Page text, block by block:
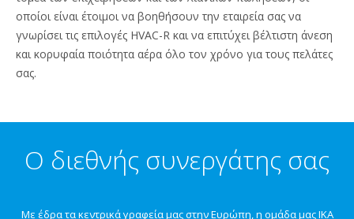
οποίοι είναι έτοιμοι να βοηθήσουν την εταιρεία σας να
γνωρίσει τις επιλογές HVAC-R και να επιτύχει βέλτιστη άνεση
και κορυφαία ποιότητα αέρα όλο τον χρόνο για τους πελάτες
σας.
Ο διεθνής συνεργάτης σας
Με έδρα τα κεντρικά γραφεία μας στην Ευρώπη, η ομάδα μας IKA